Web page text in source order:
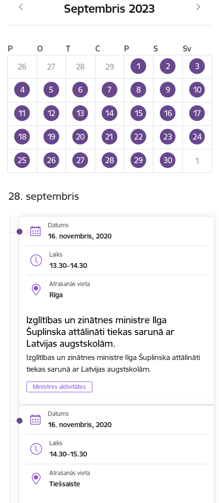
Septembris 2023
P O T C P S
Sv
26
27 28 29 1 2 3
4 5 6 7 8 9 10
11 12 13 14 15 16 17
18 19 20 21 22 23 24
25 26 27 28 29 30 1
28. septembris
Datums
16. novembris, 2020
Laiks
13.30–14.30
Atrašanās vieta
Rīga
Izglītības un zinātnes ministre Ilga
Šuplinska attālināti tiekas sarunā ar
Latvijas augstskolām.
Izglītības un zinātnes ministre Ilga Šuplinska attālināti
tiekas sarunā ar Latvijas augstskolām.
Ministres aktivitātes
Datums
16. novembris, 2020
Laiks
14.30–15.30
Atrašanās vieta
Tiešsaiste